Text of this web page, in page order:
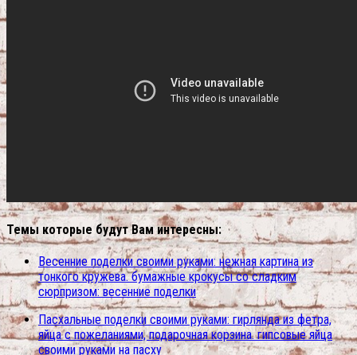
Темы которые будут Вам интересны:
Весенние поделки своими руками: нежная картина из
тонкого кружева. бумажные крокусы со сладким
сюрпризом: весенние поделки
Пасхальные поделки своими руками: гирлянда из фетра,
яйца с пожеланиями, подарочная корзина. гипсовые яйца
своими руками на пасху